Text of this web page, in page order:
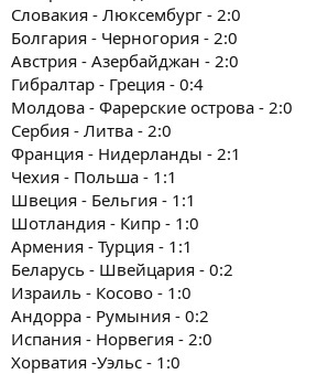
Словакия - Люксембург - 2:0
Болгария - Черногория - 2:0
Австрия - Азербайджан - 2:0
Гибралтар - Греция - 0:4
Молдова - Фарерские острова - 2:0
Сербия - Литва - 2:0
Франция - Нидерланды - 2:1
Чехия - Польша - 1:1
Швеция - Бельгия - 1:1
Шотландия - Кипр - 1:0
Армения - Турция - 1:1
Беларусь - Швейцария - 0:2
Израиль - Косово - 1:0
Андорра - Румыния - 0:2
Испания - Норвегия - 2:0
Хорватия -Уэльс - 1:0